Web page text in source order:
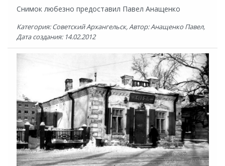
Снимок любезно предоставил Павел Анащенко
Категория: Советский Архангельск, Автор: Анащенко Павел,
Дата создания: 14.02.2012